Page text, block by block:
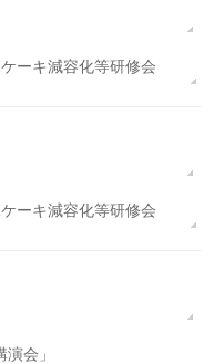
ーキ減容化等研修会
ーキ減容化等研修会
会」